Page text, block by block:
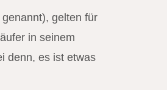
genannt), gelten für
in seinem
denn, es ist etwas